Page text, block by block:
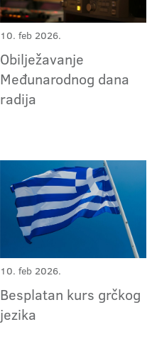
10. feb 2026.
Obilježavanje
Međunarodnog dana
radija
10. feb 2026.
Besplatan kurs grčkog
jezika